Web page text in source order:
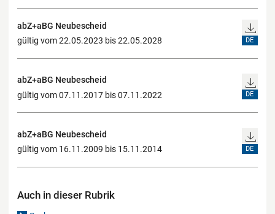
abZ+aBG Neubescheid
gültig vom 22.05.2023 bis 22.05.2028
DE
abZ+aBG Neubescheid
gültig vom 07.11.2017 bis 07.11.2022
DE
abZ+aBG Neubescheid
gültig vom 16.11.2009 bis 15.11.2014
DE
Auch in dieser Rubrik